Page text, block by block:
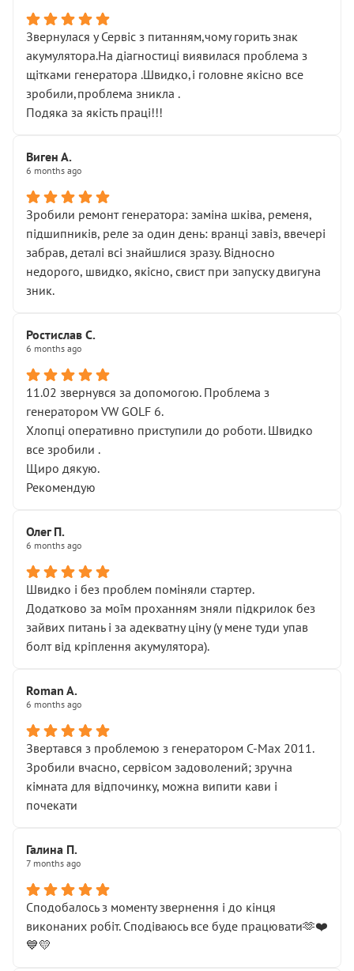
Звернулася у Сервіс з питанням,чому горить знак
акумулятора.На діагностиці виявилася проблема з
щітками генератора .Швидко,і головне якісно все
зробили,проблема зникла .
Подяка за якість праці!!!
Виген А.
6 months ago
Зробили ремонт генератора: заміна шківа, ременя,
підшипників, реле за один день: вранці завіз, ввечері
забрав, деталі всі знайшлися зразу. Відносно
недорого, швидко, якісно, свист при запуску двигуна
зник.
Ростислав С.
6 months ago
11.02 звернувся за допомогою. Проблема з
генератором VW GOLF 6.
Хлопці оперативно приступили до роботи. Швидко
все зробили .
Щиро дякую.
Рекомендую
Олег П.
6 months ago
Швидко і без проблем поміняли стартер.
Додатково за моїм проханням зняли підкрилок без
зайвих питань і за адекватну ціну (у мене туди упав
болт від кріплення акумулятора).
Roman A.
6 months ago
Звертався з проблемою з генератором C-Max 2011.
Зробили вчасно, сервісом задоволений; зручна
кімната для відпочинку, можна випити кави і
почекати
Галина П.
7 months ago
Сподобалось з моменту звернення і до кінця
виконаних робіт. Сподіваюсь все буде працювати🫶❤️
💙💛